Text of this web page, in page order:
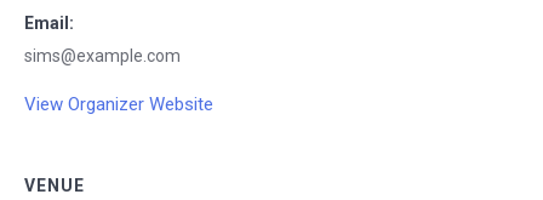
Email:
sims@example.com
View Organizer Website
VENUE